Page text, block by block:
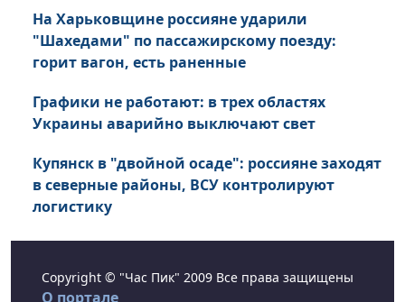
На Харьковщине россияне ударили
"Шахедами" по пассажирскому поезду:
горит вагон, есть раненные
Графики не работают: в трех областях
Украины аварийно выключают свет
Купянск в "двойной осаде": россияне заходят
в северные районы, ВСУ контролируют
логистику
Copyright © "Час Пик" 2009 Все права защищены
О портале